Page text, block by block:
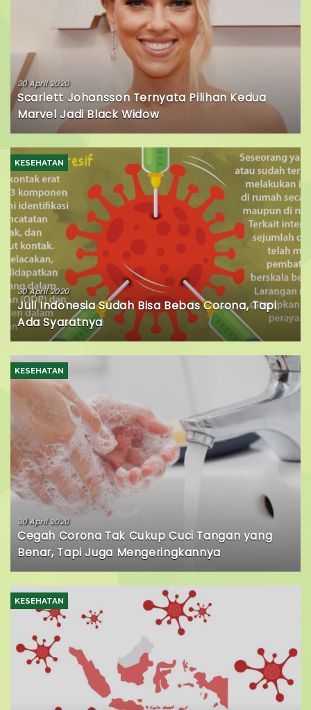
30 April 2020
Scarlett Johansson Ternyata Pilihan Kedua
Marvel Jadi Black Widow
KESEHATAN
30 April 2020
Juli Indonesia Sudah Bisa Bebas Corona, Tapi
Ada Syaratnya
KESEHATAN
30 April 2020
Cegah Corona Tak Cukup Cuci Tangan yang
Benar, Tapi Juga Mengeringkannya
KESEHATAN